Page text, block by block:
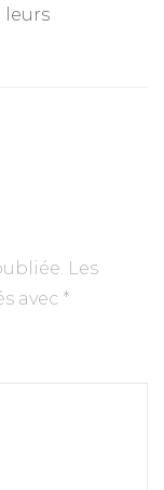
leurs
Les
avec *